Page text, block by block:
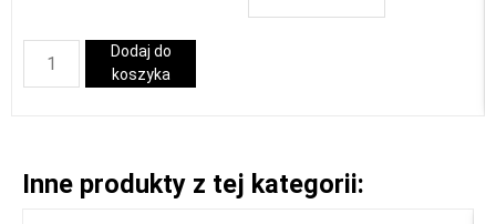
Dodaj do
koszyka
Inne produkty z tej kategorii: